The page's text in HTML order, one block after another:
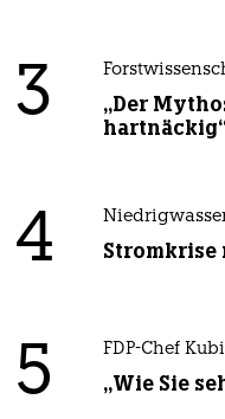
3
„Der
4 Stromkrise
5 FDP-Chef
„Wie Sie